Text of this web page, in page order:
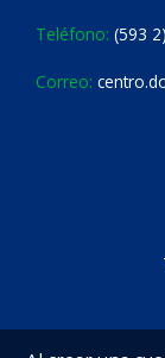
Teléfono: (593
Correo: